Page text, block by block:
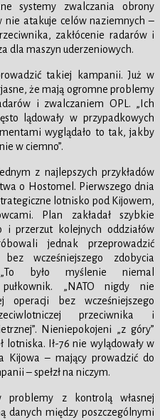
systemy zwalczania obrony
nie atakuje celów naziemnych –
zakłócenie radarów i
dla maszyn uderzeniowych.
takiej kampanii. Już w
że mają ogromne problemy
i zwalczaniem OPL. „Ich
lądowały w przypadkowych
wyglądało to tak, jakby
w ciemno”.
z najlepszych przykładów
o Hostomel. Pierwszego dnia
lotnisko pod Kijowem,
Plan zakładał szybkie
i przerzut kolejnych oddziałów
jednak przeprowadzić
bez wcześniejszego zdobycia
było myślenie niemal
pułkownik. „NATO nigdy nie
operacji bez wcześniejszego
przeciwnika i
Nieniepokojeni „z góry”
lotniska. Ił-76 nie wylądowały w
Kijowa – mający prowadzić do
– spełzł na niczym.
problemy z kontrolą własnej
danych między poszczególnymi